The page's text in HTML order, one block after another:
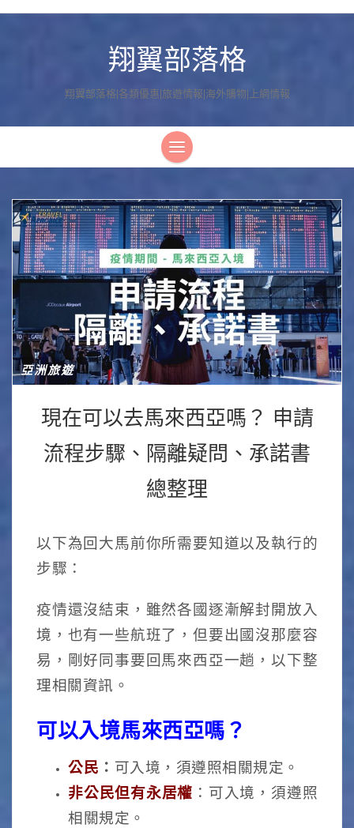
翔翼部落格
翔翼部落格|各類優惠|旅遊情報|海外購物|上網情報
亞洲旅遊
現在可以去馬來西亞嗎？ 申請
流程步驟、隔離疑問、承諾書
總整理
以下為回大馬前你所需要知道以及執行的
步驟：
疫情還沒結束，雖然各國逐漸解封開放入
境，也有一些航班了，但要出國沒那麼容
易，剛好同事要回馬來西亞一趟，以下整
理相關資訊。
可以入境馬來西亞嗎？
公民 ： 可入境，須遵照相關規定。
非公民但有永居權 ：可入境，須遵照
相關規定。